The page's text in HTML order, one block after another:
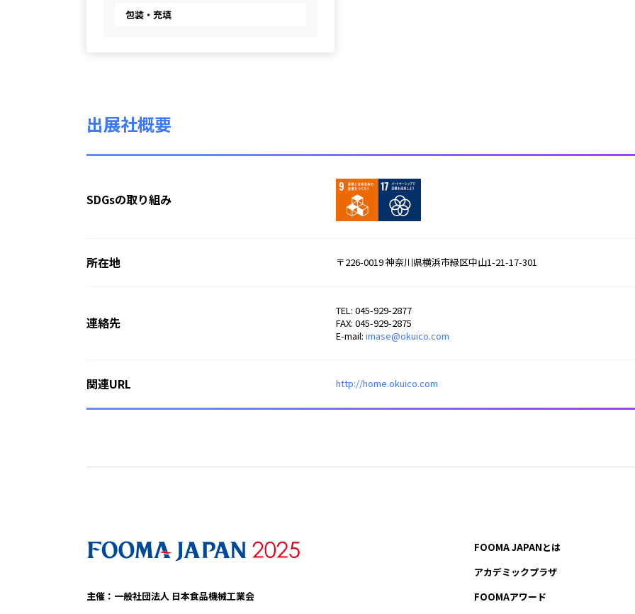
包装・充填
出展社概要
SDGsの取り組み
所在地 〒226-0019 神奈川県横浜市緑区中山1-21-17-301
連絡先
TEL: 045-929-2877
FAX: 045-929-2875
E-mail: imase@okuico.com
関連URL http://home.okuico.com
主催：一般社団法人 日本食品機械工業会
FOOMA JAPANとは
アカデミックプラザ
FOOMAアワード